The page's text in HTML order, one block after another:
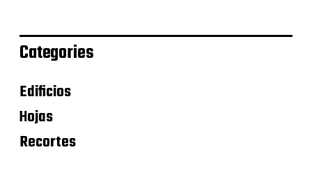
Categories
Edificios
Hojas
Recortes